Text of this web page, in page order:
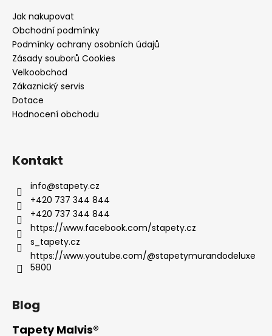
Jak nakupovat
Obchodní podmínky
Podmínky ochrany osobních údajů
Zásady souborů Cookies
Velkoobchod
Zákaznický servis
Dotace
Hodnocení obchodu
Kontakt
info@stapety.cz
+420 737 344 844
+420 737 344 844
https://www.facebook.com/stapety.cz
s_tapety.cz
https://www.youtube.com/@stapetymurandodeluxe
5800
Blog
Tapety Malvis®